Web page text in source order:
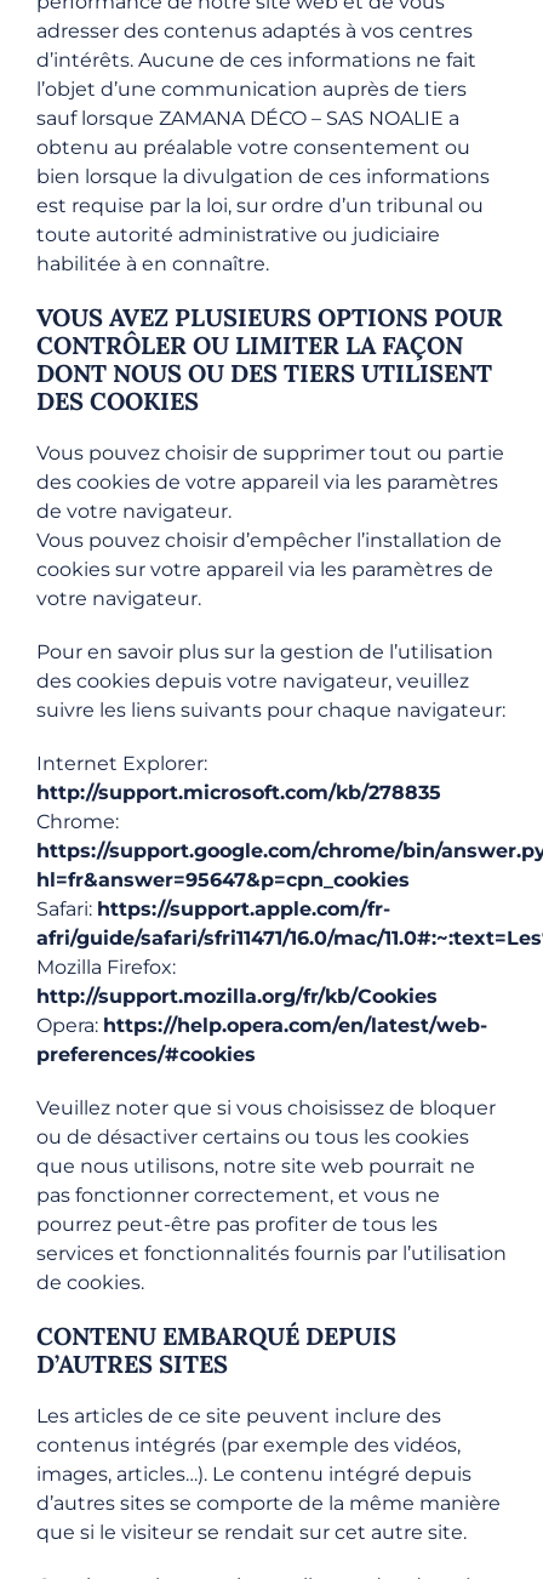
adresser des contenus adaptés à vos centres
d’intérêts. Aucune de ces informations ne fait
l’objet d’une communication auprès de tiers
sauf lorsque ZAMANA DÉCO – SAS NOALIE a
obtenu au préalable votre consentement ou
bien lorsque la divulgation de ces informations
est requise par la loi, sur ordre d’un tribunal ou
toute autorité administrative ou judiciaire
habilitée à en connaître.
VOUS AVEZ PLUSIEURS OPTIONS POUR
CONTRÔLER OU LIMITER LA FAÇON
DONT NOUS OU DES TIERS UTILISENT
DES COOKIES
Vous pouvez choisir de supprimer tout ou partie
des cookies de votre appareil via les paramètres
de votre navigateur.
Vous pouvez choisir d’empêcher l’installation de
cookies sur votre appareil via les paramètres de
votre navigateur.
Pour en savoir plus sur la gestion de l’utilisation
des cookies depuis votre navigateur, veuillez
suivre les liens suivants pour chaque navigateur:
Internet Explorer:
http://support.microsoft.com/kb/278835
Chrome:
https://support.google.com/chrome/bin/
hl=fr&answer=95647&p=cpn_cookies
Safari: https://support.apple.com/fr-
afri/guide/safari/sfri11471/16.0/mac/
Mozilla Firefox:
http://support.mozilla.org/fr/kb/Cookies
Opera: https://help.opera.com/en/latest/web-
preferences/#cookies
Veuillez noter que si vous choisissez de bloquer
ou de désactiver certains ou tous les cookies
que nous utilisons, notre site web pourrait ne
pas fonctionner correctement, et vous ne
pourrez peut-être pas profiter de tous les
services et fonctionnalités fournis par l’utilisation
de cookies.
CONTENU EMBARQUÉ DEPUIS
D’AUTRES SITES
Les articles de ce site peuvent inclure des
contenus intégrés (par exemple des vidéos,
images, articles…). Le contenu intégré depuis
d’autres sites se comporte de la même manière
que si le visiteur se rendait sur cet autre site.